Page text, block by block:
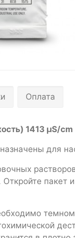
Оплата
1413 µS/
для
пакет